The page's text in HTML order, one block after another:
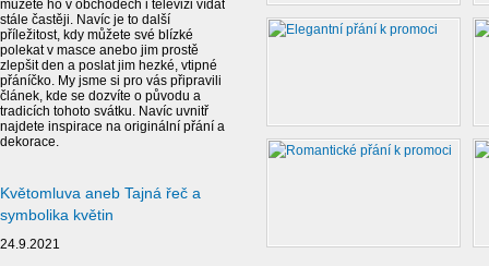
můžete ho v obchodech i televizi vídat
stále častěji. Navíc je to další
příležitost, kdy můžete své blízké
polekat v masce anebo jim prostě
zlepšit den a poslat jim hezké, vtipné
přáníčko. My jsme si pro vás připravili
článek, kde se dozvíte o původu a
tradicích tohoto svátku. Navíc uvnitř
najdete inspirace na originální přání a
dekorace.
Květomluva aneb Tajná řeč a
symbolika květin
24.9.2021